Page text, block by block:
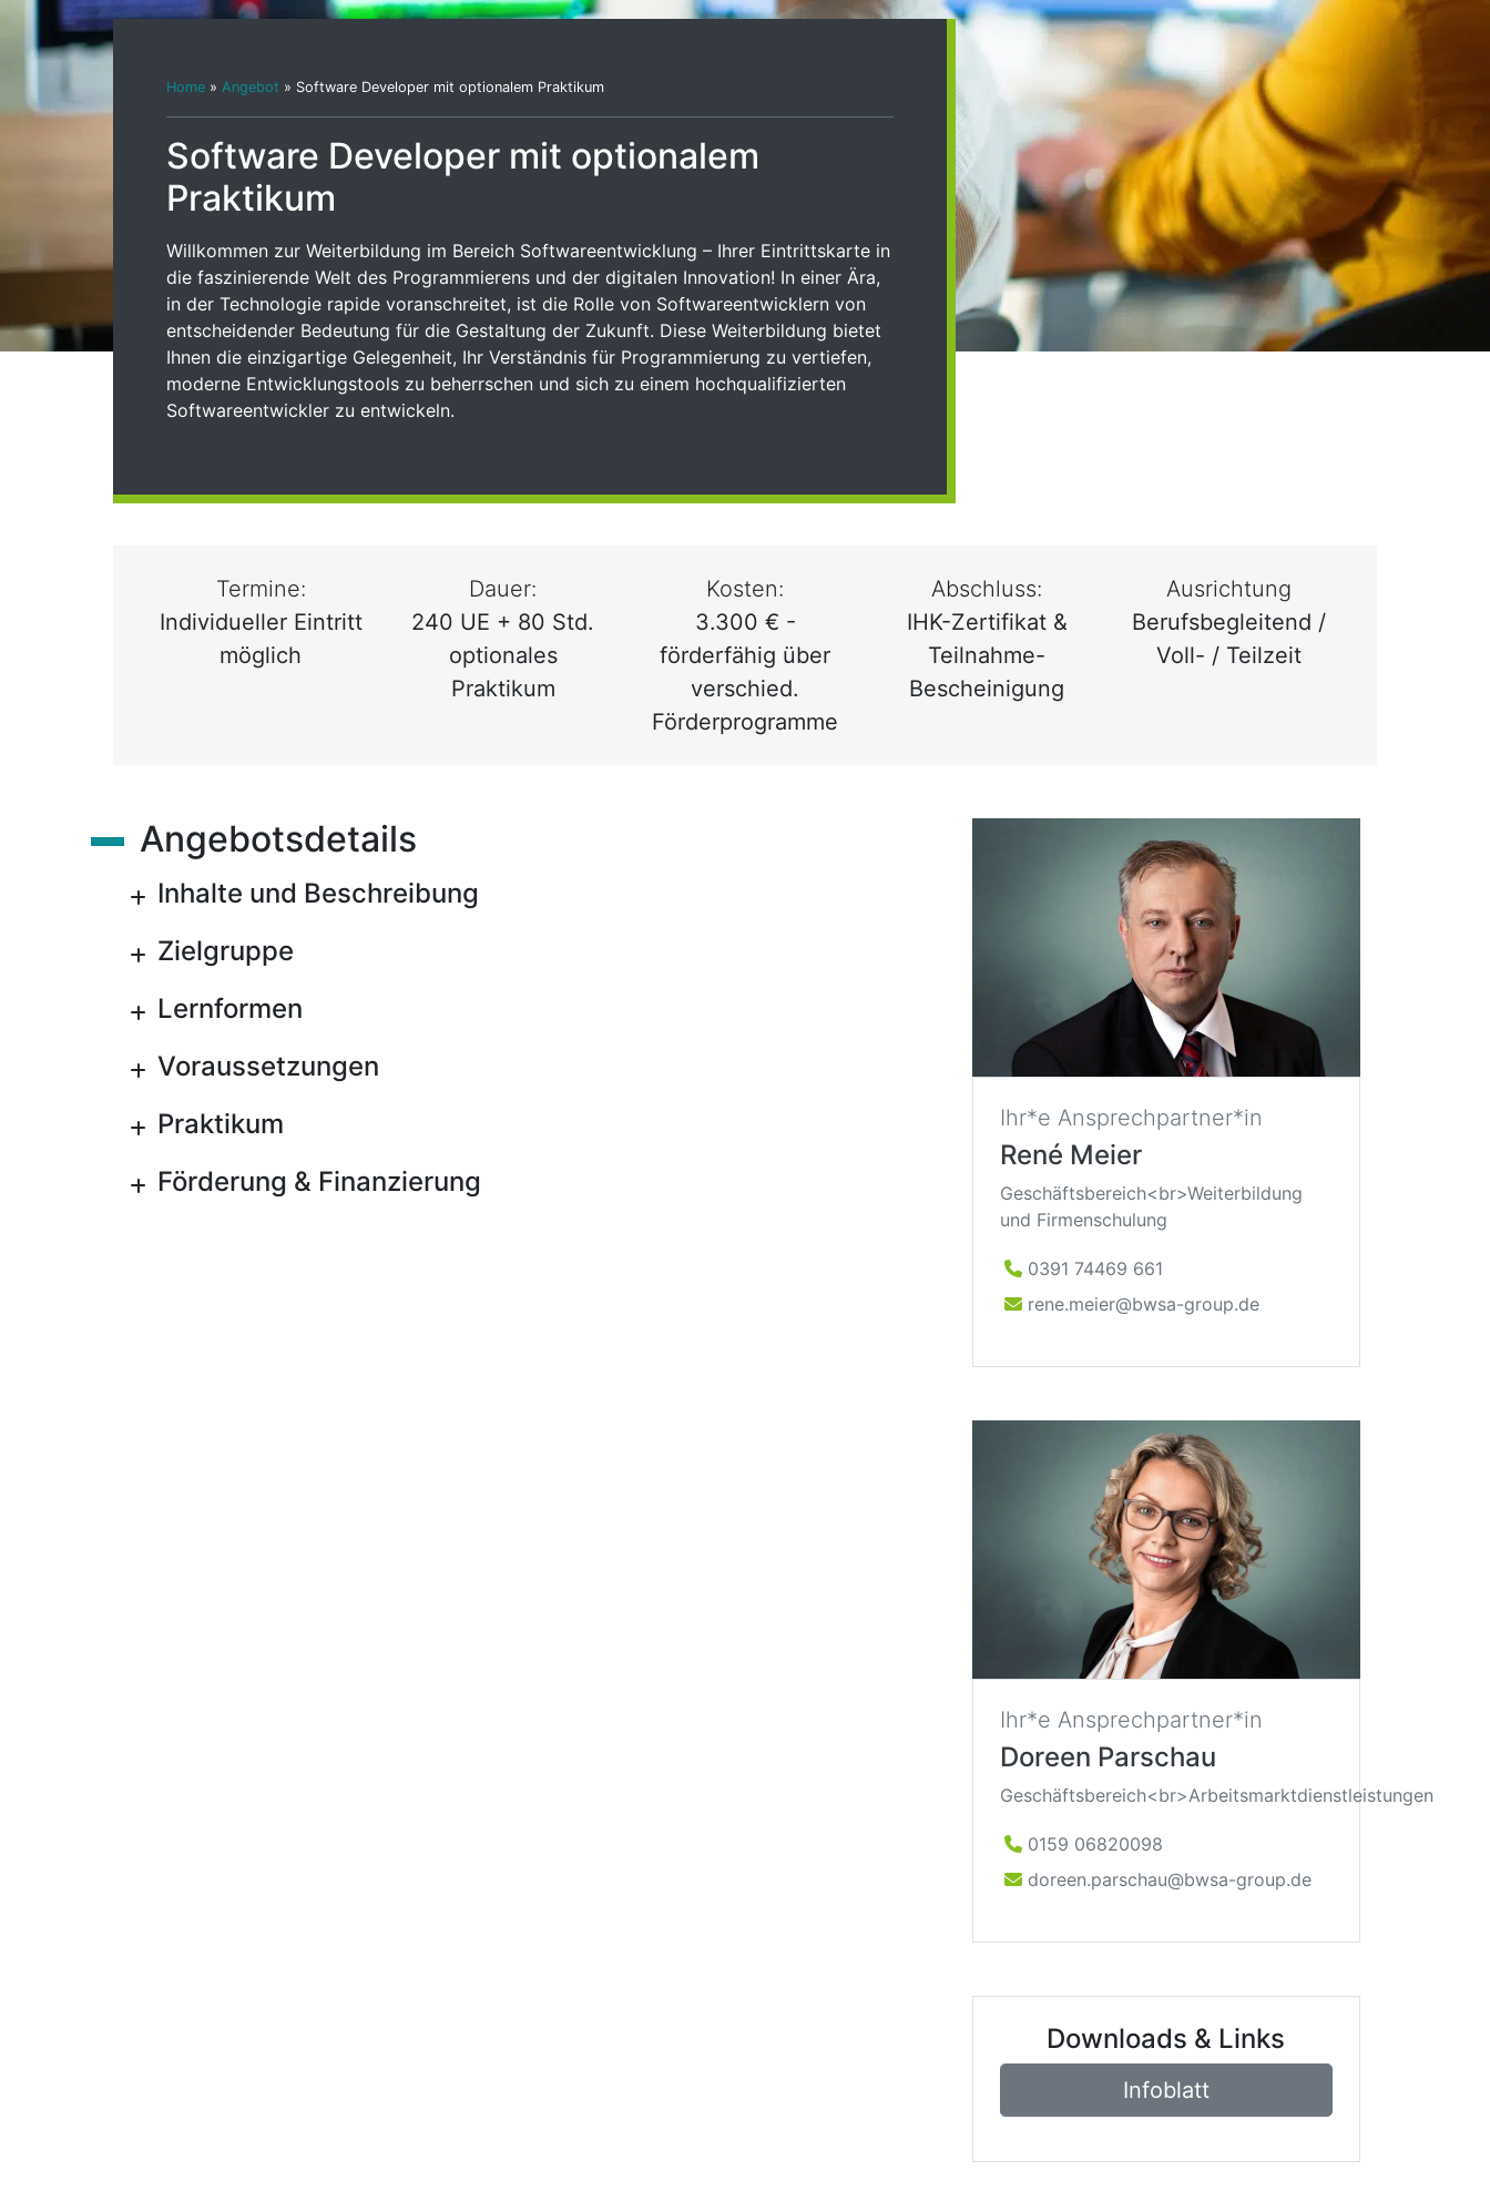
Home » Angebot » Software Developer mit optionalem Praktikum
Software Developer mit optionalem
Praktikum
Willkommen zur Weiterbildung im Bereich Softwareentwicklung – Ihrer Eintrittskarte in
die faszinierende Welt des Programmierens und der digitalen Innovation! In einer Ära,
in der Technologie rapide voranschreitet, ist die Rolle von Softwareentwicklern von
entscheidender Bedeutung für die Gestaltung der Zukunft. Diese Weiterbildung bietet
Ihnen die einzigartige Gelegenheit, Ihr Verständnis für Programmierung zu vertiefen,
moderne Entwicklungstools zu beherrschen und sich zu einem hochqualifizierten
Softwareentwickler zu entwickeln.
Termine:
Individueller Eintritt
möglich
Dauer:
240 UE + 80 Std.
optionales
Praktikum
Kosten:
3.300 € -
förderfähig über
verschied.
Förderprogramme
Abschluss:
IHK-Zertifikat &
Teilnahme-
Bescheinigung
Ausrichtung
Berufsbegleitend /
Voll- / Teilzeit
Angebotsdetails
Inhalte und Beschreibung
Zielgruppe
Lernformen
Voraussetzungen
Praktikum
Förderung & Finanzierung
Ihr*e Ansprechpartner*in
René Meier
Geschäftsbereich<br>Weiterbildung
und Firmenschulung
0391 74469 661
rene.meier@bwsa-group.de
Ihr*e Ansprechpartner*in
Doreen Parschau
Geschäftsbereich<br>Arbeitsmarktdienstleistungen
0159 06820098
doreen.parschau@bwsa-group.de
Downloads & Links
Infoblatt